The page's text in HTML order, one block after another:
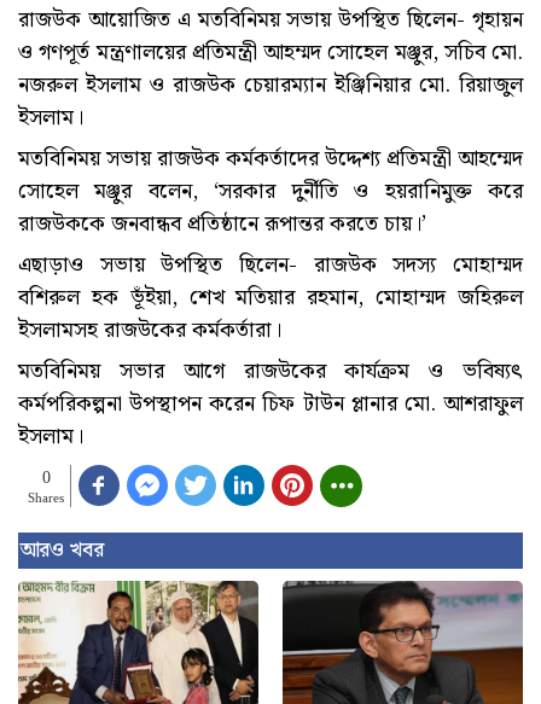
রাজউক আয়োজিত এ মতবিনিময় সভায় উপস্থিত ছিলেন- গৃহায়ন
ও গণপূর্ত মন্ত্রণালয়ের প্রতিমন্ত্রী আহম্মদ সোহেল মঞ্জুর, সচিব মো.
নজরুল ইসলাম ও রাজউক চেয়ারম্যান ইঞ্জিনিয়ার মো. রিয়াজুল
ইসলাম।
মতবিনিময় সভায় রাজউক কর্মকর্তাদের উদ্দেশ্য প্রতিমন্ত্রী আহম্মেদ
সোহেল মঞ্জুর বলেন, ‘সরকার দুর্নীতি ও হয়রানিমুক্ত করে
রাজউককে জনবান্ধব প্রতিষ্ঠানে রূপান্তর করতে চায়।’
এছাড়াও সভায় উপস্থিত ছিলেন- রাজউক সদস্য মোহাম্মদ
বশিরুল হক ভূঁইয়া, শেখ মতিয়ার রহমান, মোহাম্মদ জহিরুল
ইসলামসহ রাজউকের কর্মকর্তারা।
মতবিনিময় সভার আগে রাজউকের কার্যক্রম ও ভবিষ্যৎ
কর্মপরিকল্পনা উপস্থাপন করেন চিফ টাউন প্লানার মো. আশরাফুল
ইসলাম।
0
Shares
আরও খবর